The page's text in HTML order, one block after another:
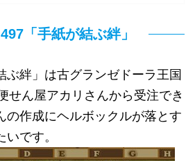
「手紙が結ぶ絆」
ぶ絆」は古グランゼドーラ王国
せん屋アカリさんから受注でき
の作成にヘルボックルが落とす
です。